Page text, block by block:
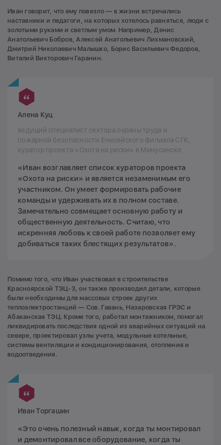
Иван говорит, что ему повезло — в жизни встречались
наставники и педагоги, на которых хотелось равняться, люди с
золотыми руками и светлым умом. Например, Денис
Анатольевич Бобров, Алексей Анатольевич Лихмановский,
Дмитрий Николаевич Малышко, Борис Васильевич Федоров,
Виталий Викторович Гаранин.
Алена Куц
ведущий специалист сектора охраны труда и
пожарной безопасности Енисейского филиала СГК,
куратор проекта «Охота на риски» в Минусинске
«Иван возглавляет список кураторов проекта
«Охота на риски» и является незаменимым его
участником. Он умеет формировать рабочие
команды и удерживать их в полном составе.
Замечательно совмещает основную работу и
общественную деятельность. Считаю, что
искренняя любовь к своей работе позволяет ему
добиваться таких блестящих результатов».
Помимо того, что Иван участвовал в строительстве
Красноярской ТЭЦ-3, он также производил детали, которые
были необходимы для массовых строек других
теплоэлектростанций — Сов. Гавань, Назаровская ГРЭС и
Абаканская ТЭЦ. Кроме того, работал монтажником, помогал
ликвидировать последствия одной из аварийных ситуаций на
севере, проектировал узлы учета, модульные котельные,
системы вентиляции и кондиционирования, отопления и
водоотведения.
Иван Торгашин
«Это очень полезный навык, когда ты монтировал
и демонтировал все оборудование, когда ты